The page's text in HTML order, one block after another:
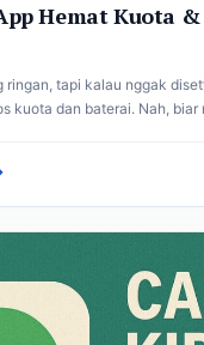
Hemat Kuota
ringan, tapi kalau nggak
kuota dan baterai. Nah, biar